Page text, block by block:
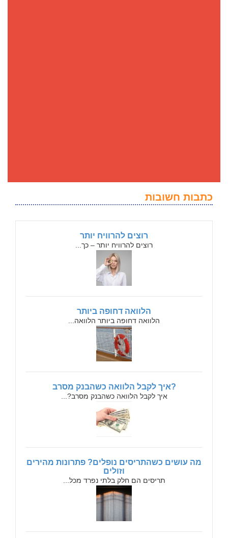
כתבות חשובות
רוצים להרוויח יותר
רוצים להרוויח יותר – כך...
הלוואה דחופה ביותר
הלוואה דחופה ביותר הלוואה...
?איך לקבל הלוואה כשהבנק מסרב
איך לקבל הלוואה כשהבנק מסרב?...
מה עושים כשהתריסים נופלים? פתרונות מהירים
וזולים
תריסים הם חלק בלתי נפרד מכל...